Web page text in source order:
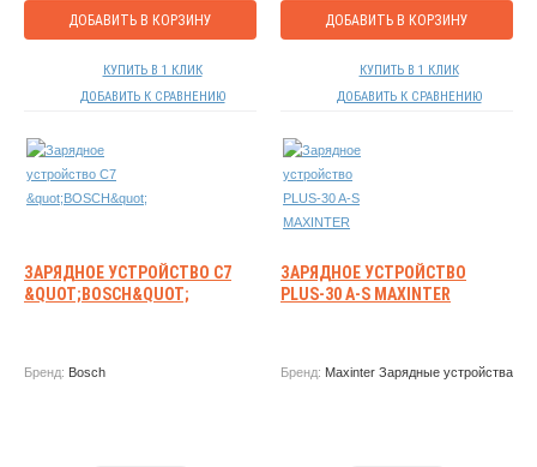
ДОБАВИТЬ В КОРЗИНУ
КУПИТЬ В 1 КЛИК
ДОБАВИТЬ К СРАВНЕНИЮ
ДОБАВИТЬ В КОРЗИНУ
КУПИТЬ В 1 КЛИК
ДОБАВИТЬ К СРАВНЕНИЮ
ЗАРЯДНОЕ УСТРОЙСТВО C7
&QUOT;BOSCH&QUOT;
Бренд: Bosch
ЗАРЯДНОЕ УСТРОЙСТВО
PLUS-30 A-S MAXINTER
Бренд: Maxinter Зарядные устройства